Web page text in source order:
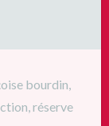
bourdin,
,réserve